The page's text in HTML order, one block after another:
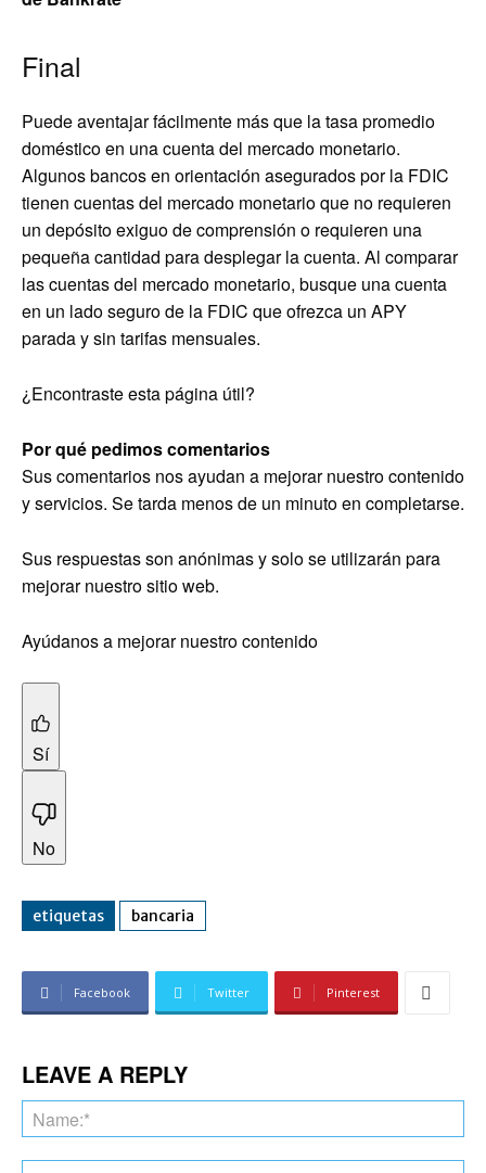
Final
Puede aventajar fácilmente más que la tasa promedio
doméstico en una cuenta del mercado monetario.
Algunos bancos en orientación asegurados por la FDIC
tienen cuentas del mercado monetario que no requieren
un depósito exiguo de comprensión o requieren una
pequeña cantidad para desplegar la cuenta. Al comparar
las cuentas del mercado monetario, busque una cuenta
en un lado seguro de la FDIC que ofrezca un APY
parada y sin tarifas mensuales.
¿Encontraste esta página útil?
Por qué pedimos comentarios
Sus comentarios nos ayudan a mejorar nuestro contenido
y servicios. Se tarda menos de un minuto en completarse.
Sus respuestas son anónimas y solo se utilizarán para
mejorar nuestro sitio web.
Ayúdanos a mejorar nuestro contenido
Sí
No
etiquetas bancaria
Facebook Twitter Pinterest
LEAVE A REPLY